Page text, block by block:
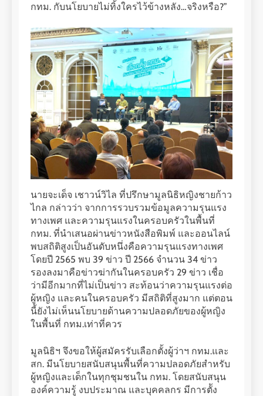
กทม. กับนโยบายไม่ทิ้งใครไว้ข้างหลัง…จริงหรือ?”
นายจะเด็จ เชาวน์วิไล ที่ปรึกษามูลนิธิหญิงชายก้าว
ไกล กล่าวว่า จากการรวบรวมข้อมูลความรุนแรง
ทางเพศ และความรุนแรงในครอบครัวในพื้นที่
กทม. ที่นำเสนอผ่านข่าวหนังสือพิมพ์ และออนไลน์
พบสถิติสูงเป็นอันดับหนึ่งคือความรุนแรงทางเพศ
โดยปี 2565 พบ 39 ข่าว ปี 2566 จำนวน 34 ข่าว
รองลงมาคือข่าวฆ่ากันในครอบครัว 29 ข่าว เชื่อ
ว่ามีอีกมากที่ไม่เป็นข่าว สะท้อนว่าความรุนแรงต่อ
ผู้หญิง และคนในครอบครัว มีสถิติที่สูงมาก แต่ตอน
นี้ยังไม่เห็นนโยบายด้านความปลอดภัยของผู้หญิง
ในพื้นที่ กทม.เท่าที่ควร
มูลนิธิฯ จึงขอให้ผู้สมัครรับเลือกตั้งผู้ว่าฯ กทม.และ
สก. มีนโยบายสนับสนุนพื้นที่ความปลอดภัยสำหรับ
ผู้หญิงและเด็กในทุกชุมชนใน กทม. โดยสนับสนุน
องค์ความรู้ งบประมาณ และบุคคลกร มีการตััง